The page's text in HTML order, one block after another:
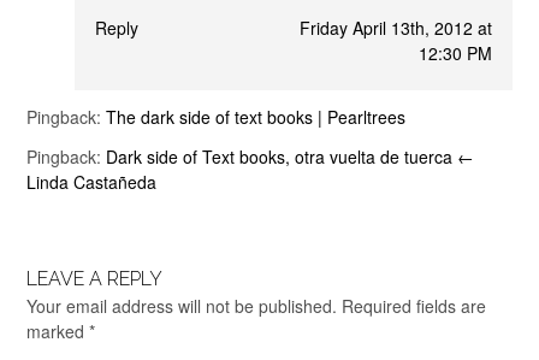
Reply
Friday April 13th, 2012 at
12:30 PM
Pingback: The dark side of text books | Pearltrees
Pingback: Dark side of Text books, otra vuelta de tuerca ←
Linda Castañeda
LEAVE A REPLY
Your email address will not be published. Required fields are
marked *